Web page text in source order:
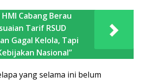
Cabang Berau
Tarif RSUD
Gagal Kelola, Tapi
Nasional”
yang selama ini belum